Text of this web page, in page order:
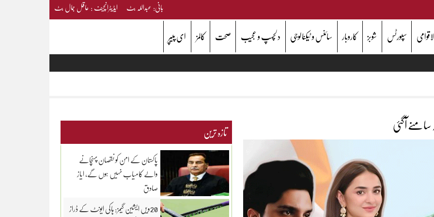
بانی: عبداللہ بٹ ایڈیٹرانچیف : عاقل جمال بٹ
سپورٹس شوبز کاروبار سائنس و ٹیکنالوجی دلچسپ و عجیب صحت کالمز ای پیپر
تازہ ترین
پاکستان کے امن کو نقصان پہنچانے
والے کامیاب نہیں ہوں گے، ایاز
صادق
20ویں ایشین گیمز: ہاکی ایونٹ کے ڈراز